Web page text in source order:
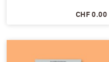
CHF 0.00